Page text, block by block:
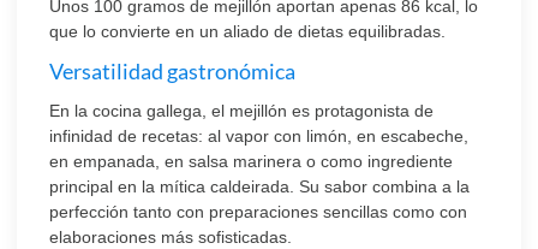
Unos 100 gramos de mejillón aportan apenas 86 kcal, lo
que lo convierte en un aliado de dietas equilibradas.
Versatilidad gastronómica
En la cocina gallega, el mejillón es protagonista de
infinidad de recetas: al vapor con limón, en escabeche,
en empanada, en salsa marinera o como ingrediente
principal en la mítica caldeirada. Su sabor combina a la
perfección tanto con preparaciones sencillas como con
elaboraciones más sofisticadas.